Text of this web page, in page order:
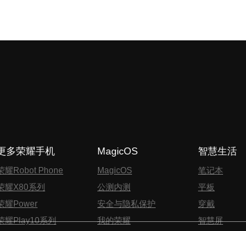
多荣耀手机
耀Robot Phone
耀X80系列
耀Power
耀Play10系列
MagicOS
MagicOS
公测内测
安全与隐私保护
我的荣耀
智慧生活
笔记本
平板
穿戴
智慧屏